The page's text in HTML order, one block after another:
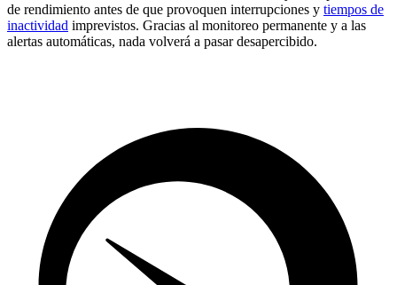
de rendimiento antes de que provoquen interrupciones y tiempos de
inactividad imprevistos. Gracias al monitoreo permanente y a las
alertas automáticas, nada volverá a pasar desapercibido.